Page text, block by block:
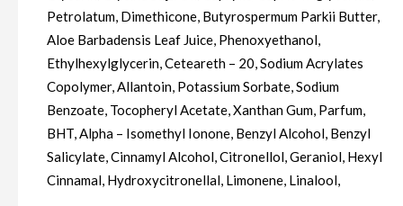
Petrolatum, Dimethicone, Butyrospermum Parkii Butter,
Aloe Barbadensis Leaf Juice, Phenoxyethanol,
Ethylhexylglycerin, Ceteareth – 20, Sodium Acrylates
Copolymer, Allantoin, Potassium Sorbate, Sodium
Benzoate, Tocopheryl Acetate, Xanthan Gum, Parfum,
BHT, Alpha – Isomethyl Ionone, Benzyl Alcohol, Benzyl
Salicylate, Cinnamyl Alcohol, Citronellol, Geraniol, Hexyl
Cinnamal, Hydroxycitronellal, Limonene, Linalool,